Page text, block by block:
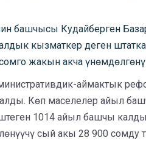
башчысы Кудайберген
кызматкер деген
жакын акча
аймактык
Көп маселелер айыл
1014 айыл башчы
сый акы 28 900